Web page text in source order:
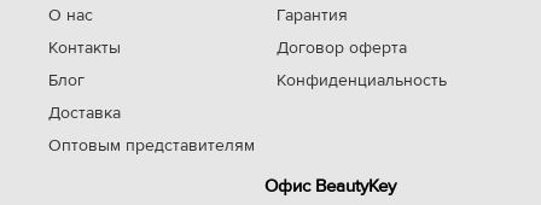
О нас
Контакты
Блог
Доставка
Оптовым представителям
Гарантия
Договор оферта
Конфиденциальность
Офис BeautyKey